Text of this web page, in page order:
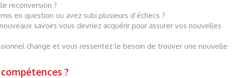
reconversion ?
en question ou avez subi plusieurs d’échecs ?
savoirs vous devriez acquérir pour assurer vos nouvelles
change et vous ressentez le besoin de trouver une nouvelle
?